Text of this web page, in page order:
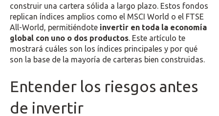
construir una cartera sólida a largo plazo. Estos fondos
replican índices amplios como el MSCI World o el FTSE
All-World, permitiéndote invertir en toda la economía
global con uno o dos productos. Este artículo te
mostrará cuáles son los índices principales y por qué
son la base de la mayoría de carteras bien construidas.
Entender los riesgos antes
de invertir